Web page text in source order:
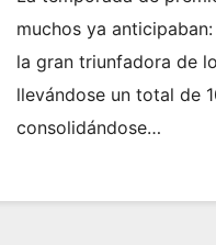
muchos ya
la gran triunfadora de
llevándose un total de
consolidándose…